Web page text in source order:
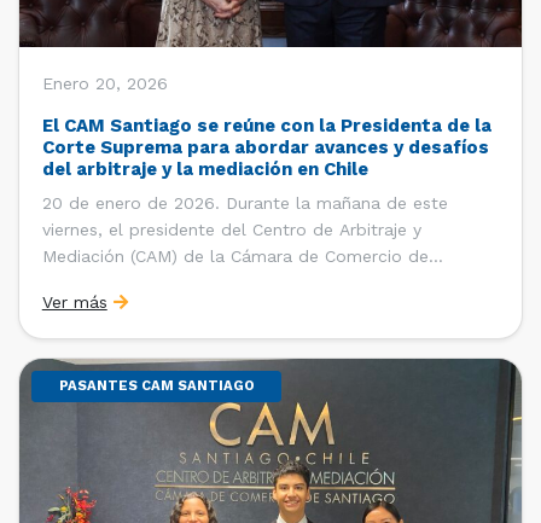
Enero 20, 2026
El CAM Santiago se reúne con la Presidenta de la
Corte Suprema para abordar avances y desafíos
del arbitraje y la mediación en Chile
20 de enero de 2026. Durante la mañana de este
viernes, el presidente del Centro de Arbitraje y
Mediación (CAM) de la Cámara de Comercio de
del CAM Santiago, Ximena Vial; y el gerente general de
la CCS, Carlos Soublette, sostuvieron un encuentro […]
Ver más
PASANTES CAM SANTIAGO